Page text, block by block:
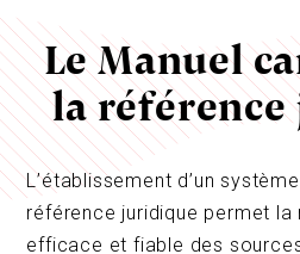
Le Manuel
la
L’établissement d’un
référence juridique permet la
efficace et fiable des